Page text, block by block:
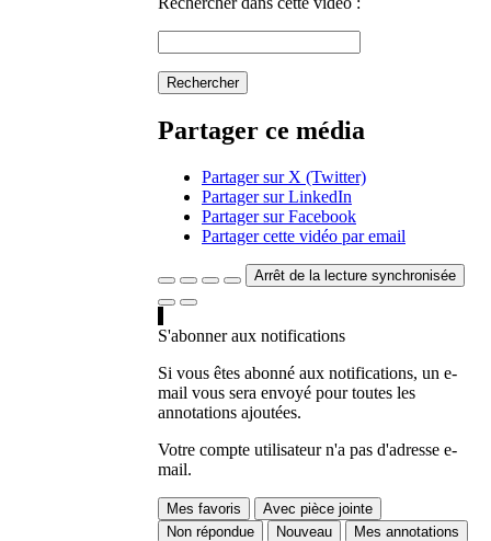
Rechercher
Partager ce média
Partager sur X (Twitter)
Partager sur LinkedIn
Partager sur Facebook
Partager cette vidéo par email
Arrêt de la lecture synchronisée
S'abonner aux notifications
Si vous êtes abonné aux notifications, un e-
mail vous sera envoyé pour toutes les
annotations ajoutées.
Votre compte utilisateur n'a pas d'adresse e-
mail.
Mes favoris
Avec pièce jointe
Non répondue
Nouveau
Mes annotations